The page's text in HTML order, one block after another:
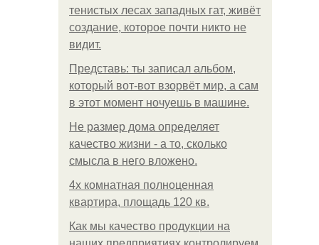
тенистых лесах западных гат, живёт
создание, которое почти никто не
видит.
Представь: ты записал альбом,
который вот-вот взорвёт мир, а сам
в этот момент ночуешь в машине.
Не размер дома определяет
качество жизни - а то, сколько
смысла в него вложено.
4x комнатная полноценная
квартира, площадь 120 кв.
Как мы качество продукции на